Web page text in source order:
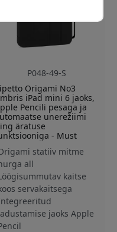
P048-49-S
Origami No3
iPad mini 6 jaoks,
Pencili pesaga ja
unerežiimi
äratuse
- Must
statiiv mitme
all
kaitse
servakaitsega
jaoks Apple